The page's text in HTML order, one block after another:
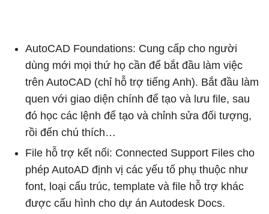
AutoCAD Foundations: Cung cấp cho người
dùng mới mọi thứ họ cần để bắt đầu làm việc
trên AutoCAD (chỉ hỗ trợ tiếng Anh). Bắt đầu làm
quen với giao diện chính để tạo và lưu file, sau
đó học các lệnh để tạo và chỉnh sửa đối tượng,
rồi đến chú thích…
File hỗ trợ kết nối: Connected Support Files cho
phép AutoAD định vị các yếu tố phụ thuộc như
font, loại cấu trúc, template và file hỗ trợ khác
được cấu hình cho dự án Autodesk Docs.